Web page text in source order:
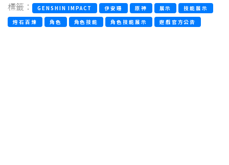
標籤： GENSHIN IMPACT 伊安珊 原神 展示
技能展示
熔石百煉
角色 角色技能 角色技能展示 遊戲官方公告